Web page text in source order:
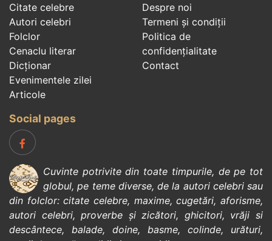
Citate celebre
Autori celebri
Folclor
Cenaclu literar
Dicționar
Evenimentele zilei
Articole
Despre noi
Termeni și condiții
Politica de
confidenţialitate
Contact
Social pages
Cuvinte potrivite din toate timpurile, de pe tot
globul, pe teme diverse, de la autori celebrisau
din folclor:citate celebre, maxime,cugetări,aforisme,
autori celebri,proverbe și zicători, ghicitori, vrăji si
descântece, balade, doine, basme, colinde, urături,